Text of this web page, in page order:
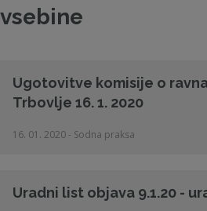
vsebine
Ugotovitve komisije o
Trbovlje 16. 1. 2020
16. 01. 2020 - Sodna praksa
Uradni list objava 9.1.20 -